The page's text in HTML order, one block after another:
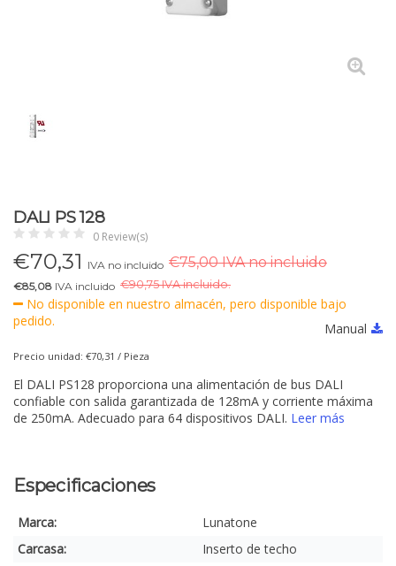
DALI PS 128
0 Review(s)
€70,31 IVA no incluido €75,00 IVA no incluido
€85,08 IVA incluido €90,75 IVA incluido.
No disponible en nuestro almacén, pero disponible bajo
pedido.
Manual
Precio unidad: €70,31 / Pieza
El DALI PS128 proporciona una alimentación de bus DALI
confiable con salida garantizada de 128mA y corriente máxima
de 250mA. Adecuado para 64 dispositivos DALI. Leer más
Especificaciones
Marca:
Lunatone
Carcasa:
Inserto de techo